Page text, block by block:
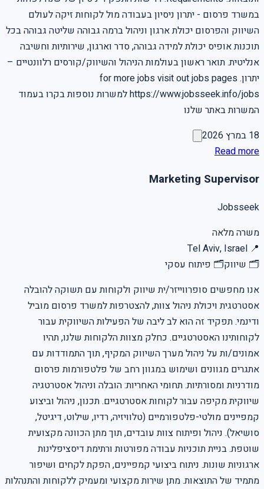
במשרד פרסום - יתרון ניסיון בעבודה מול לקוחות זיקה לעולם
השיווק והפרסום יכולת ארגון וניהול ברמה גבוהה שליטה גבוהה בכל
תוכנות אופיס יכולת למידה גבוהה, סדר וארגון, שירותיות וחשיבה
אנליטית. תואר ראשון בעולמות הניהול והשיווק/קורסים רלוונטיים –
יתרון. for more jobs visit out jobs pages
https://www.jobsseek.info/jobs למשרות נוספות בקרו בעמוד
המשרות באתר שלנו
18 במרץ 2026
Read more
Marketing Supervisor
Jobsseek
משרה מלאה
📍
Tel Aviv, Israel
🗂 שיווק🗂 פיתוח עסקי
אנו מחפשים סופרווייזר/ית שיווק ולקוחות עם תשוקה להובלה
אסטרטגית ויכולת ניהול צוות, להצטרפות למשרד פרסום מוביל
ודינמי. תפקיד זה הוא לב ליבה של הפעילות השיווקית עבור
לקוחותינו האסטרטגיים. כחלק מצוות הלקוחות שלנו, תהיו
אמונים/ות על ניהול מערך השיווק המקיף, תוך התמודדות עם
אתגרים מגוונים ושימוש במגוון רחב של פלטפורמות פרסום
מודרניות ומסורתיות. תחומי האחריות: הובלה וניהול אסטרטגיה
שיווקית מקיפה עבור לקוחות אסטרטגיים. תכנון, ניהול וביצוע
קמפיינים מולטי-פלטפורמיים (טלוויזיה, רדיו, שילוט, דיגיטל,
סושיאל). ניהול ופיתוח צוות עובדים, תוך מתן הכוונה מקצועית
שוטפת. בניית תוכניות עבודה מפורטות ורתימת דיסציפלינות
ארגוניות שונות. ניתוח ביצועי קמפיינים, הפקת לקחים ושיפור
מתמיד של התוצאות. מתן שירות מקצועי ומעמיק ללקוחות והתנהלות